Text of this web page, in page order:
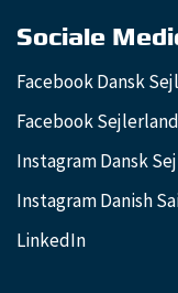
Sociale
Facebook Dansk
Facebook
Instagram Dansk
Instagram Danish
LinkedIn